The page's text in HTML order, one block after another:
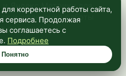
Яндекс Метрику для
и улучшения работы
в политике
.
Понятно
корректной работы сайта,
сервиса. Продолжая
соглашаетесь с
Подробнее
Понятно